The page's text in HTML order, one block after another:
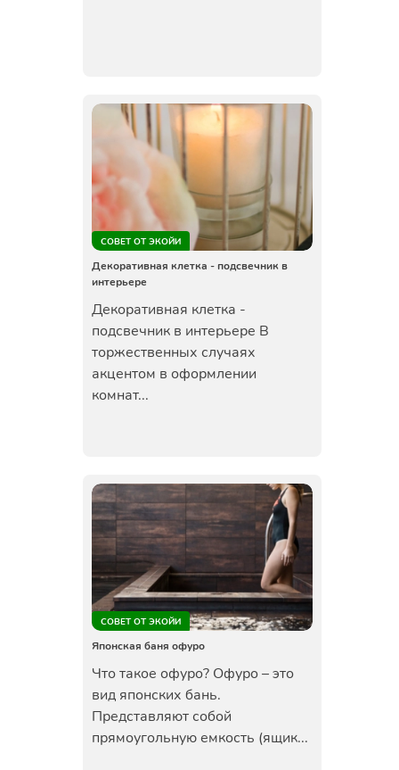
СОВЕТ ОТ ЭКОЙИ
Декоративная клетка - подсвечник в
интерьере
Декоративная клетка -
подсвечник в интерьере В
торжественных случаях
акцентом в оформлении
комнат...
СОВЕТ ОТ ЭКОЙИ
Японская баня офуро
Что такое офуро? Офуро – это
вид японских бань.
Представляют собой
прямоугольную емкость (ящик...